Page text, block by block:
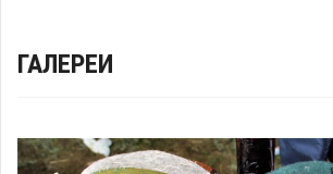
ГАЛЕРЕИ